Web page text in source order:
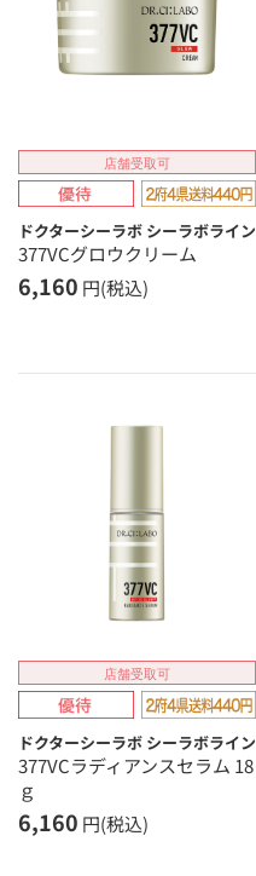
店舗受取可
ドクターシーラボ シーラボライン
377VCグロウクリーム
6,160 円(税込)
店舗受取可
ドクターシーラボ シーラボライン
377VCラディアンスセラム 18
ｇ
6,160 円(税込)